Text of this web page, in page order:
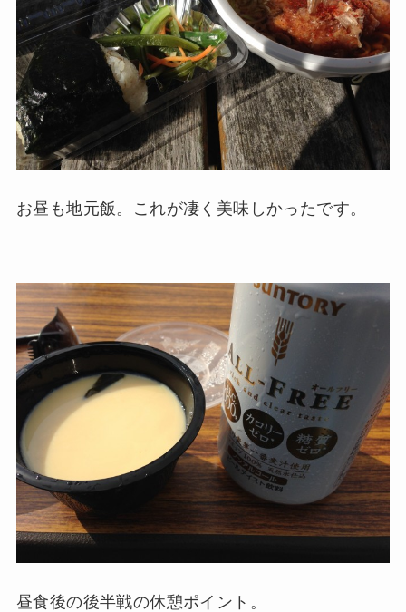
お昼も地元飯。これが凄く美味しかったです。
昼食後の後半戦の休憩ポイント。